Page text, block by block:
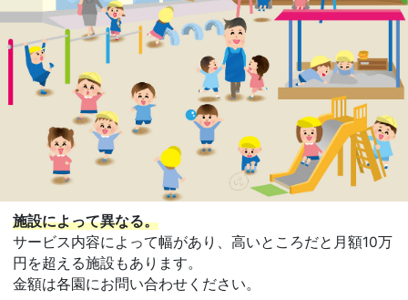
施設によって異なる。
サービス内容によって幅があり、高いところだと月額10万
円を超える施設もあります。
金額は各園にお問い合わせください。